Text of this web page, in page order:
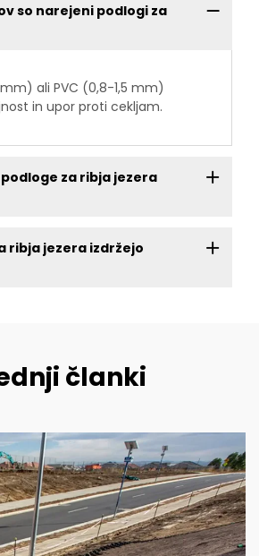
so narejeni podlogi za
mm) ali PVC (0,8-1,5 mm)
in upor proti cekljam.
za ribja jezera
ribja jezera izdržejo
članki